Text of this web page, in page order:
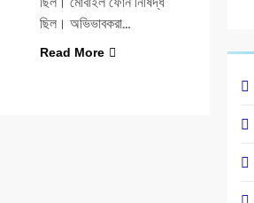
ছিল। অভিভাবকরা…
Read More